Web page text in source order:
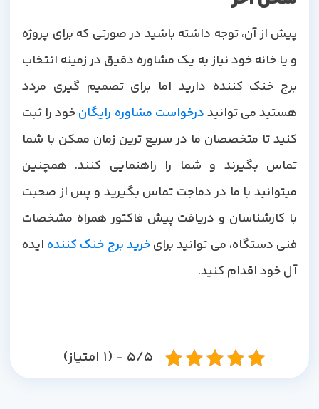
پیش از آن، توجه داشته باشید در صورتی که برای پروژه
و یا خانه خود نیاز به یک مشاوره دقیق در زمینه انتخاب
برج خنک کننده دارید اما برای تصمیم گیری مردد
هستید می توانیددرخواست مشاوره رایگانخود را ثبت
کنید تا متخصصان ما در سریع ترین زمان ممکن با شما
تماس بگیرند و شما را راهنمایی کنند. همچنین
میتوانید با ما در دماجت تماس بگیرید و پس از صحبت
با کارشناسان و دریافت پیش فاکتور همراه مشخصات
فنی دستگاه، می توانید برایخرید برج خنک کنندهایده
آل خود اقدام کنید.
5/5 - (1 امتیاز)